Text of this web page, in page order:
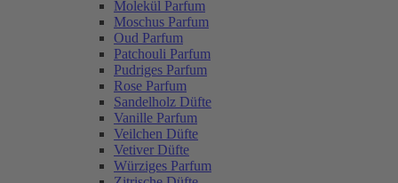
Molekül Parfum
Moschus Parfum
Oud Parfum
Patchouli Parfum
Pudriges Parfum
Rose Parfum
Sandelholz Düfte
Vanille Parfum
Veilchen Düfte
Vetiver Düfte
Würziges Parfum